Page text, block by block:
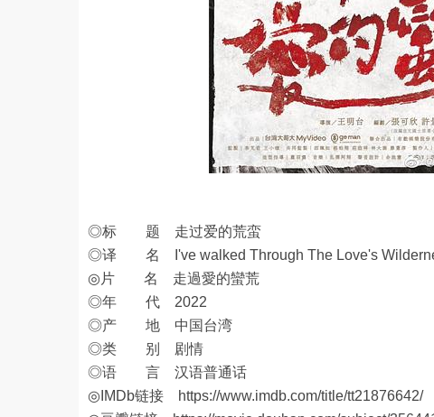
◎标 题 走过爱的荒蛮
◎译 名 I've walked Through The Love's
◎片 名 走過愛的蠻荒
◎年 代 2022
◎产 地 中国台湾
◎类 别 剧情
◎语 言 汉语普通话
◎IMDb链接
https://www.imdb.com/title/tt21876642/